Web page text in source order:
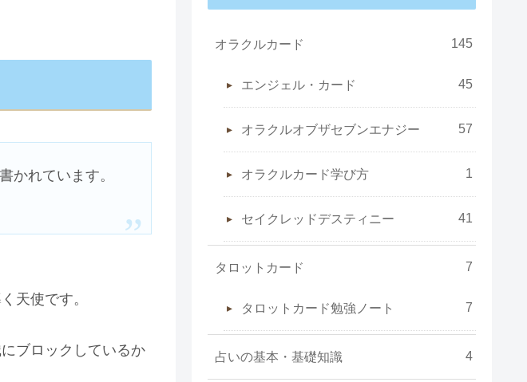
かれています。
天使です。
ブロックしているか
オラクルカード 145
エンジェル・カード 45
オラクルオブザセブンエナジー 57
オラクルカード学び方 1
セイクレッドデスティニー 41
タロットカード 7
タロットカード勉強ノート 7
占いの基本・基礎知識 4